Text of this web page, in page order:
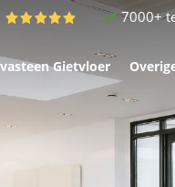
7000+
Gietvloer